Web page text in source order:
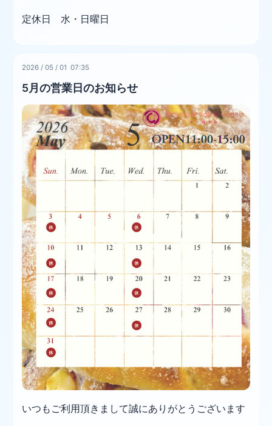
定休日 水・日曜日
2026 /05 /01 07:35
5月の営業日のお知らせ
いつもご利用頂きまして誠にありがとうございます